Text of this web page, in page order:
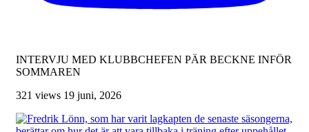
INTERVJU MED KLUBBCHEFEN PÄR BECKNE INFÖR
SOMMAREN
321 views 19 juni, 2026